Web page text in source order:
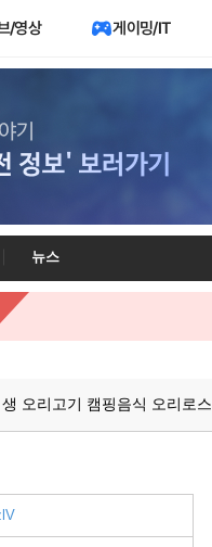
/영상 게이밍/IT
뉴스
오리고기 캠핑음식 오리로스